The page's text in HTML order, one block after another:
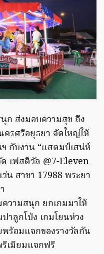
ก ส่งมอบความสุข ถึง
ครศรีอยุธยา จัดใหญ่ให้
กับงาน “แสตมป์เสน่ห์
ด เฟสติวัล @7-Eleven
น สาขา 17988 พระยา
วามสนุก ยกเกมมาให้
าลูกโป่ง เกมโยนห่วง
ร้อมแจกของรางวัลกัน
เมียมแจกฟรี